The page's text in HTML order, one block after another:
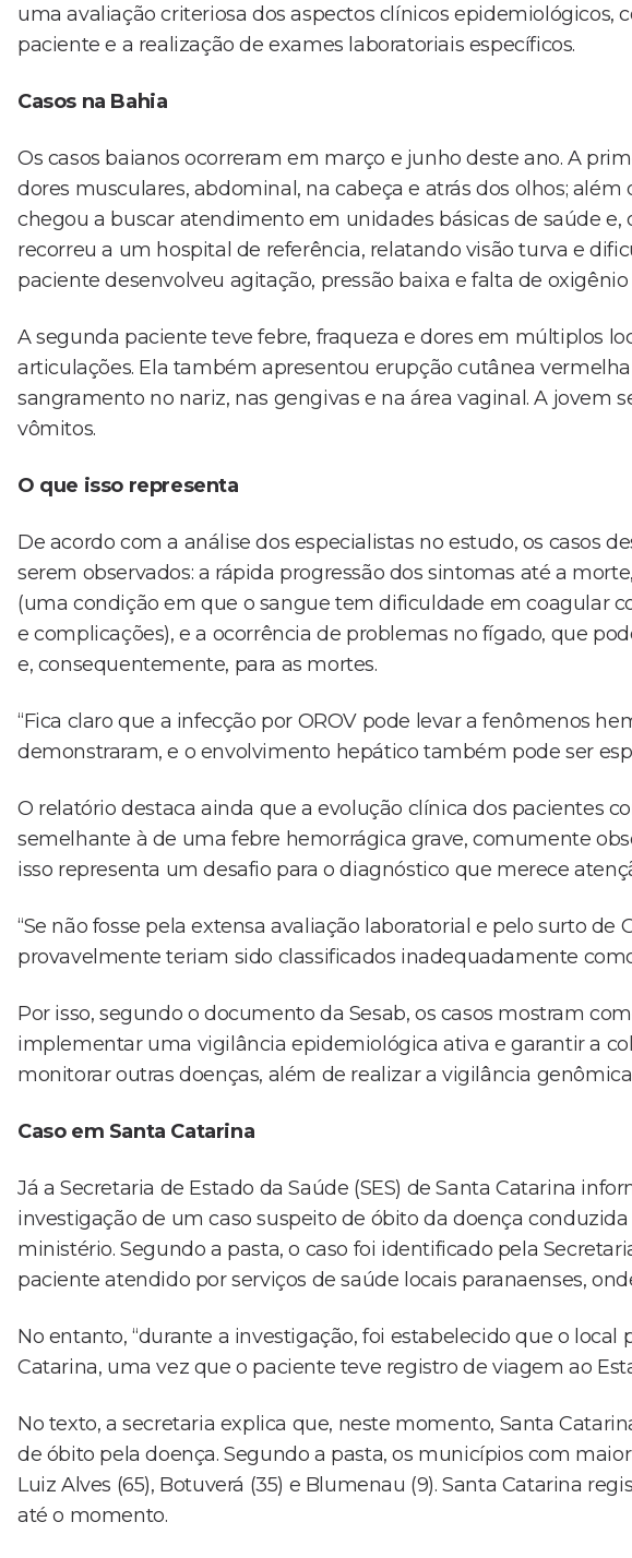
uma avaliação criteriosa dos aspectos clínicos epidemiológicos,
paciente e a realização de exames laboratoriais específicos.
Casos na Bahia
Os casos baianos ocorreram em março e junho deste ano. A
dores musculares, abdominal, na cabeça e atrás dos olhos; além
chegou a buscar atendimento em unidades básicas de saúde e,
recorreu a um hospital de referência, relatando visão turva e
paciente desenvolveu agitação, pressão baixa e falta de oxigênio
A segunda paciente teve febre, fraqueza e dores em múltiplos
articulações. Ela também apresentou erupção cutânea
sangramento no nariz, nas gengivas e na área vaginal. A jovem
vômitos.
O que isso representa
De acordo com a análise dos especialistas no estudo, os casos
serem observados: a rápida progressão dos sintomas até a
(uma condição em que o sangue tem dificuldade em coagular
e complicações), e a ocorrência de problemas no fígado, que
e, consequentemente, para as mortes.
“Fica claro que a infecção por OROV pode levar a fenômenos
demonstraram, e o envolvimento hepático também pode ser
O relatório destaca ainda que a evolução clínica dos pacientes
semelhante à de uma febre hemorrágica grave, comumente
isso representa um desafio para o diagnóstico que merece
“Se não fosse pela extensa avaliação laboratorial e pelo surto de
provavelmente teriam sido classificados inadequadamente
Por isso, segundo o documento da Sesab, os casos mostram
implementar uma vigilância epidemiológica ativa e garantir a
monitorar outras doenças, além de realizar a vigilância
Caso em Santa Catarina
Já a Secretaria de Estado da Saúde (SES) de Santa Catarina
investigação de um caso suspeito de óbito da doença
ministério. Segundo a pasta, o caso foi identificado pela
paciente atendido por serviços de saúde locais paranaenses,
No entanto, “durante a investigação, foi estabelecido que o local
Catarina, uma vez que o paciente teve registro de viagem ao
No texto, a secretaria explica que, neste momento, Santa
de óbito pela doença. Segundo a pasta, os municípios com
Luiz Alves (65), Botuverá (35) e Blumenau (9). Santa Catarina
até o momento.